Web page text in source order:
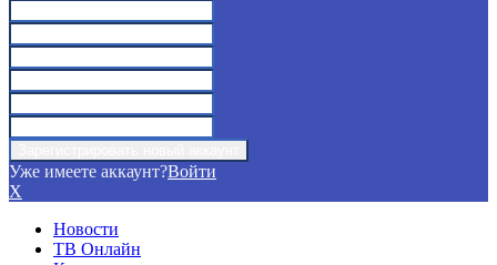
Уже имеете аккаунт?Войти
X
Новости
ТВ Онлайн